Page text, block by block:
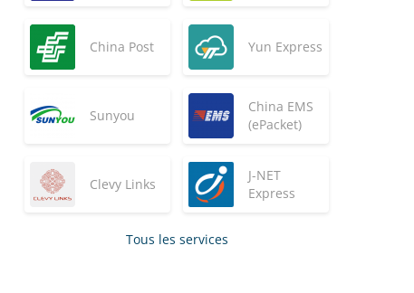
China Post Yun Express
Sunyou
China EMS
(ePacket)
Clevy Links
J-NET
Express
Tous les services